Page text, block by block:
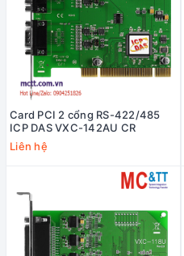
Card PCI 2 cổng RS-422/485
ICP DAS VXC-142AU CR
Liên hệ